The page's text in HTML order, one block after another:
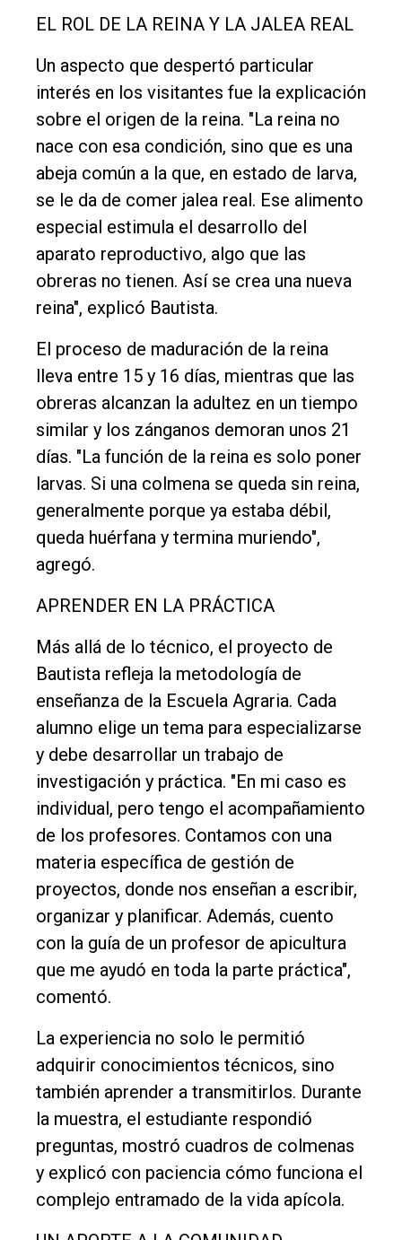
EL ROL DE LA REINA Y LA JALEA REAL
Un aspecto que despertó particular
interés en los visitantes fue la explicación
sobre el origen de la reina. "La reina no
nace con esa condición, sino que es una
abeja común a la que, en estado de larva,
se le da de comer jalea real. Ese alimento
especial estimula el desarrollo del
aparato reproductivo, algo que las
obreras no tienen. Así se crea una nueva
reina", explicó Bautista.
El proceso de maduración de la reina
lleva entre 15 y 16 días, mientras que las
obreras alcanzan la adultez en un tiempo
similar y los zánganos demoran unos 21
días. "La función de la reina es solo poner
larvas. Si una colmena se queda sin reina,
generalmente porque ya estaba débil,
queda huérfana y termina muriendo",
agregó.
APRENDER EN LA PRÁCTICA
Más allá de lo técnico, el proyecto de
Bautista refleja la metodología de
enseñanza de la Escuela Agraria. Cada
alumno elige un tema para especializarse
y debe desarrollar un trabajo de
investigación y práctica. "En mi caso es
individual, pero tengo el acompañamiento
de los profesores. Contamos con una
materia específica de gestión de
proyectos, donde nos enseñan a escribir,
organizar y planificar. Además, cuento
con la guía de un profesor de apicultura
que me ayudó en toda la parte práctica",
comentó.
La experiencia no solo le permitió
adquirir conocimientos técnicos, sino
también aprender a transmitirlos. Durante
la muestra, el estudiante respondió
preguntas, mostró cuadros de colmenas
y explicó con paciencia cómo funciona el
complejo entramado de la vida apícola.